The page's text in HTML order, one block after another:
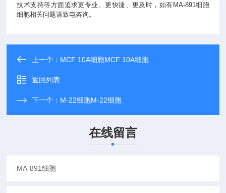
技术支持等方面追求更专业、更快捷、更及时，如有MA-891细胞
细胞相关问题请致电咨询。
上一个： MCF 10A细胞MCF 10A细胞
返回列表
下一个： M-22细胞M-22细胞
在线留言